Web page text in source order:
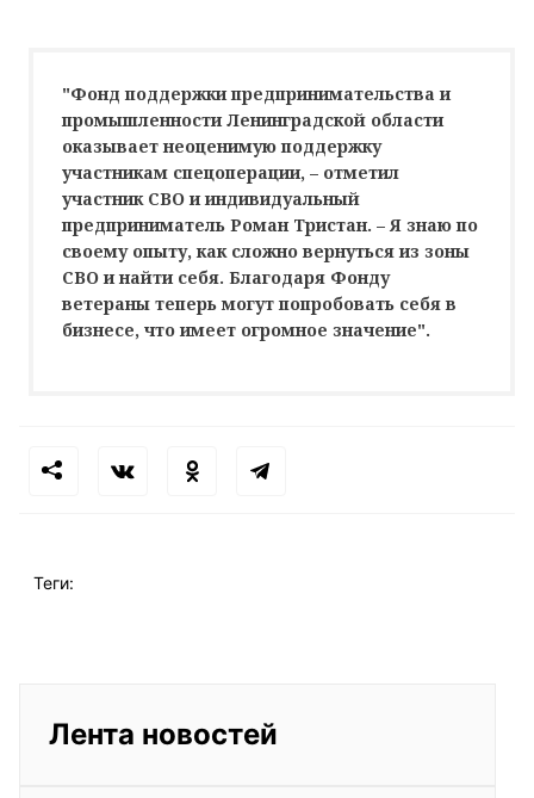
"Фонд поддержки предпринимательства и
промышленности Ленинградской области
оказывает неоценимую поддержку
участникам спецоперации, – отметил
участник СВО и индивидуальный
предприниматель Роман Тристан. – Я знаю по
своему опыту, как сложно вернуться из зоны
СВО и найти себя. Благодаря Фонду
ветераны теперь могут попробовать себя в
бизнесе, что имеет огромное значение".
Теги:
Лента новостей